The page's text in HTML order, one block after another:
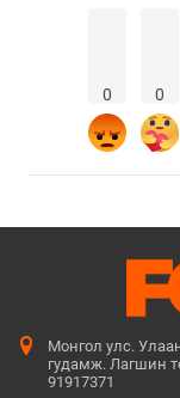
0 0
Монгол улс.
гудамж. Лагшин
91917371